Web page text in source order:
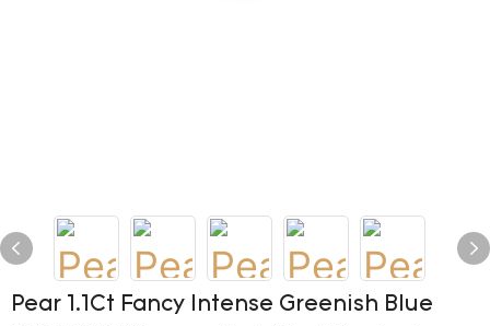
Pear 1.1Ct Fancy Intense Greenish Blue